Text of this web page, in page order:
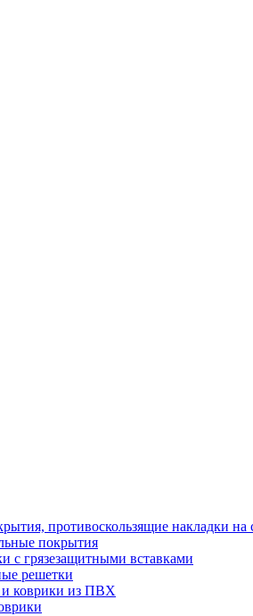
противоскользящие накладки
покрытия
с грязезащитными вставками
решетки
коврики из ПВХ